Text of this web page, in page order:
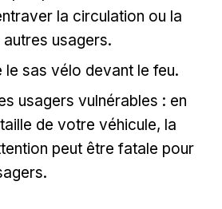
la circulation ou la
usagers.
le sas vélo devant le feu.
usagers vulnérables : en
de votre véhicule, la
peut être fatale pour